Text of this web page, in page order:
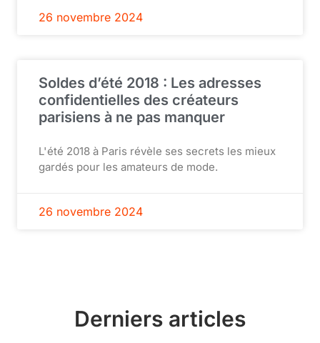
26 novembre 2024
Soldes d’été 2018 : Les adresses
confidentielles des créateurs
parisiens à ne pas manquer
L'été 2018 à Paris révèle ses secrets les mieux
gardés pour les amateurs de mode.
26 novembre 2024
Derniers articles